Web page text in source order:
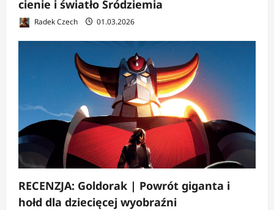
cienie i światło Śródziemia
Radek Czech 01.03.2026
RECENZJA: Goldorak | Powrót giganta i
hołd dla dziecięcej wyobraźni